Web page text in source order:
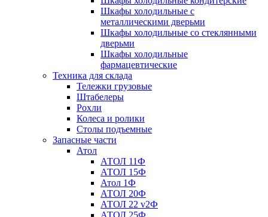
Шкафы холодильные с
металлическими дверьми
Шкафы холодильные со стеклянными
дверьми
Шкафы холодильные
фармацевтические
Техника для склада
Тележки грузовые
Штабелеры
Рохли
Колеса и ролики
Столы подъемные
Запасные части
Атол
АТОЛ 11Ф
АТОЛ 15Ф
Атол 1Ф
АТОЛ 20Ф
АТОЛ 22 v2Ф
АТОЛ 25Ф